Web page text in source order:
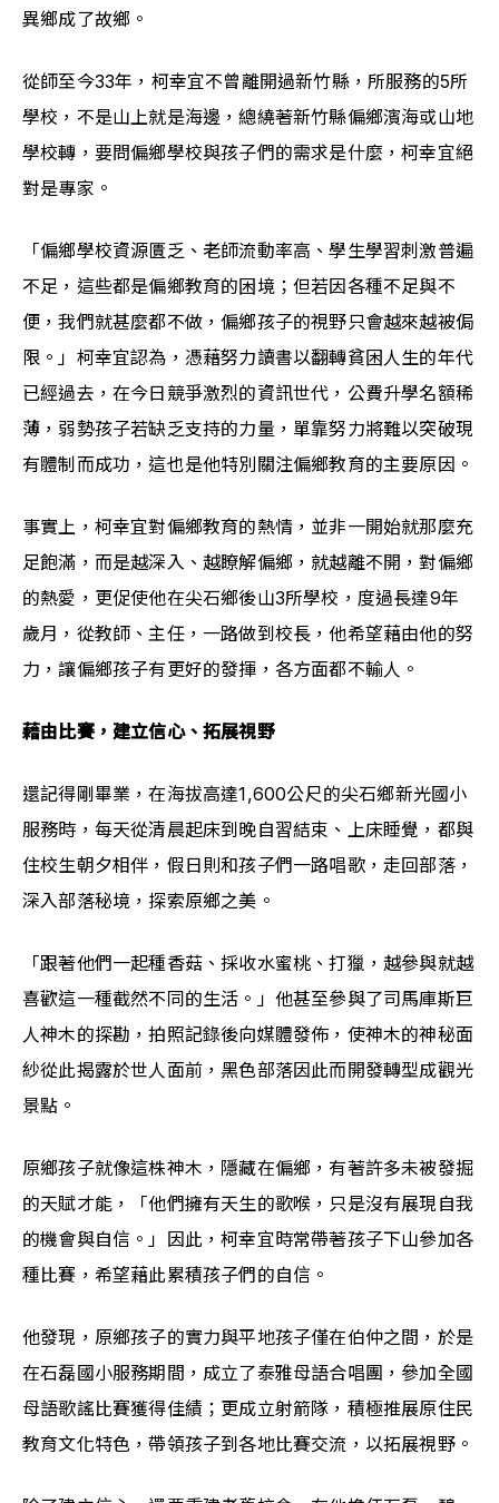
異鄉成了故鄉。
從師至今33年，柯幸宜不曾離開過新竹縣，所服務的5所
學校，不是山上就是海邊，總繞著新竹縣偏鄉濱海或山地
學校轉，要問偏鄉學校與孩子們的需求是什麼，柯幸宜絕
對是專家。
「偏鄉學校資源匱乏、老師流動率高、學生學習刺激普遍
不足，這些都是偏鄉教育的困境；但若因各種不足與不
便，我們就甚麼都不做，偏鄉孩子的視野只會越來越被侷
限。」柯幸宜認為，憑藉努力讀書以翻轉貧困人生的年代
已經過去，在今日競爭激烈的資訊世代，公費升學名額稀
薄，弱勢孩子若缺乏支持的力量，單靠努力將難以突破現
有體制而成功，這也是他特別關注偏鄉教育的主要原因。
事實上，柯幸宜對偏鄉教育的熱情，並非一開始就那麼充
足飽滿，而是越深入、越瞭解偏鄉，就越離不開，對偏鄉
的熱愛，更促使他在尖石鄉後山3所學校，度過長達9年
歲月，從教師、主任，一路做到校長，他希望藉由他的努
力，讓偏鄉孩子有更好的發揮，各方面都不輸人。
藉由比賽，建立信心、拓展視野
還記得剛畢業，在海拔高達1,600公尺的尖石鄉新光國小
服務時，每天從清晨起床到晚自習結束、上床睡覺，都與
住校生朝夕相伴，假日則和孩子們一路唱歌，走回部落，
深入部落秘境，探索原鄉之美。
「跟著他們一起種香菇、採收水蜜桃、打獵，越參與就越
喜歡這一種截然不同的生活。」他甚至參與了司馬庫斯巨
人神木的探勘，拍照記錄後向媒體發佈，使神木的神秘面
紗從此揭露於世人面前，黑色部落因此而開發轉型成觀光
景點。
原鄉孩子就像這株神木，隱藏在偏鄉，有著許多未被發掘
的天賦才能，「他們擁有天生的歌喉，只是沒有展現自我
的機會與自信。」因此，柯幸宜時常帶著孩子下山參加各
種比賽，希望藉此累積孩子們的自信。
他發現，原鄉孩子的實力與平地孩子僅在伯仲之間，於是
在石磊國小服務期間，成立了泰雅母語合唱團，參加全國
母語歌謠比賽獲得佳績；更成立射箭隊，積極推展原住民
教育文化特色，帶領孩子到各地比賽交流，以拓展視野。